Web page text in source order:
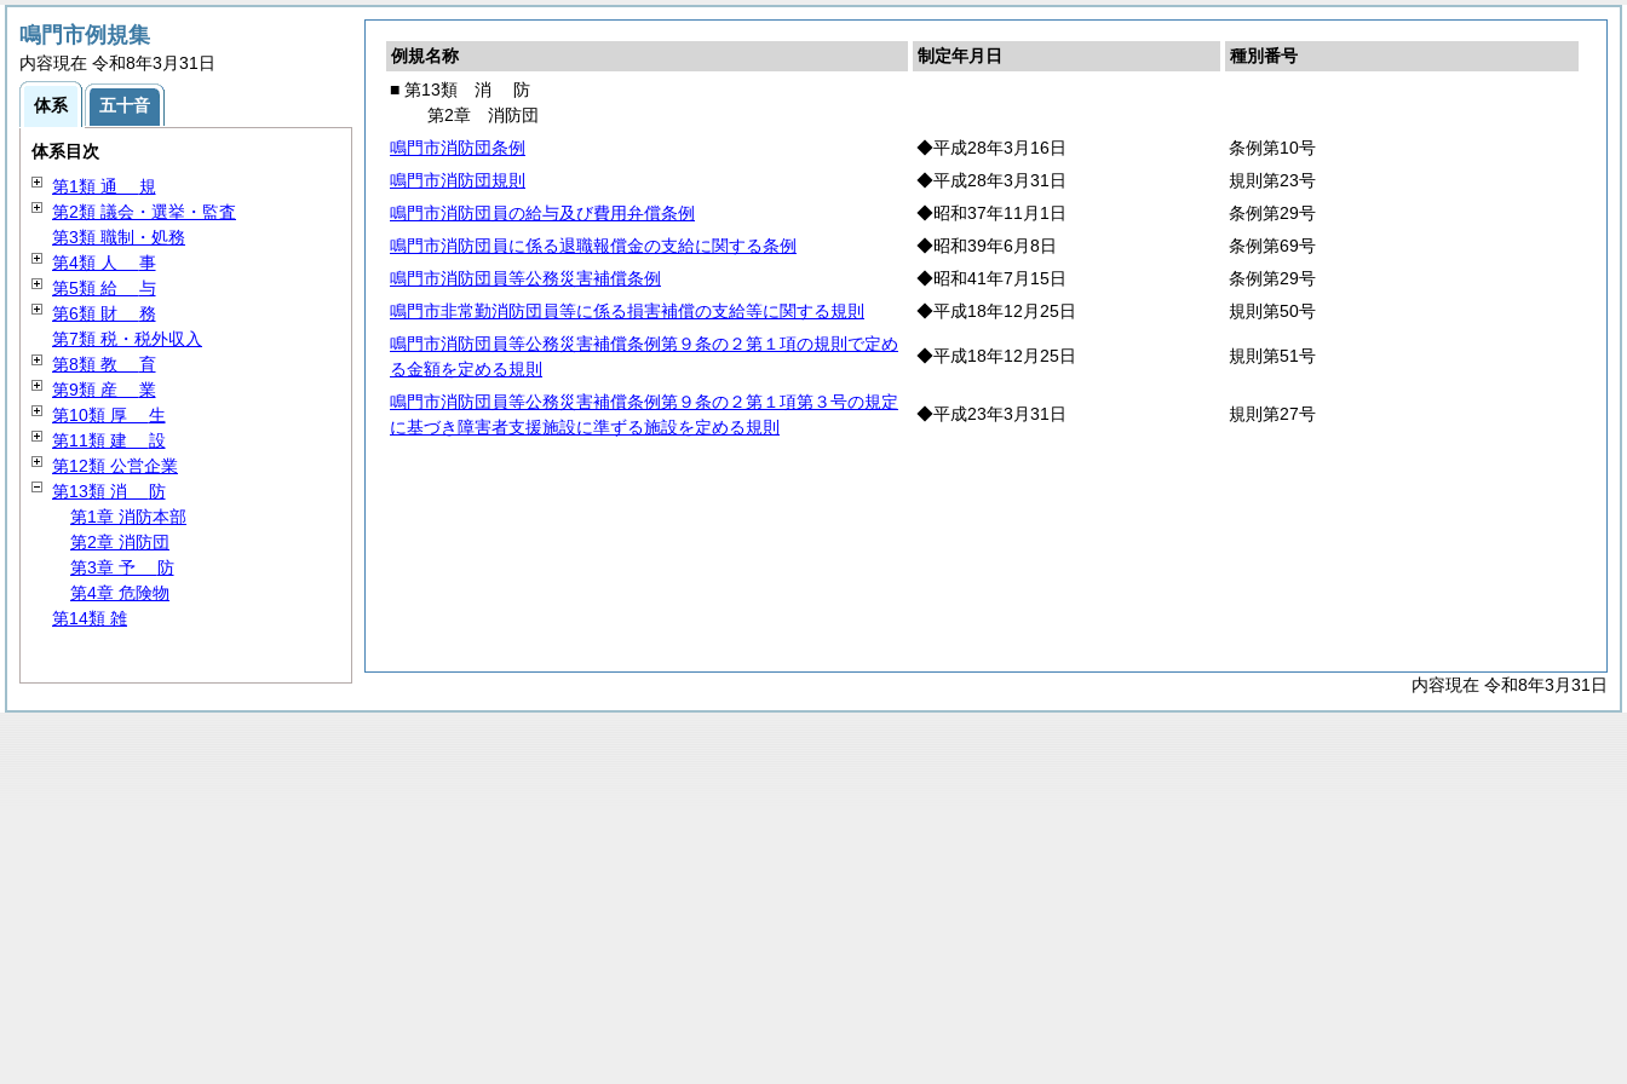
例規名称 制定年月日
種別番号
■ 第13類 消 防
第2章 消防団
鳴門市消防団条例
◆平成28年3月16日
条例第10号
鳴門市消防団規則
◆平成28年3月31日
規則第23号
鳴門市消防団員の給与及び費用弁償条例
◆昭和37年11月1日
条例第29号
鳴門市消防団員に係る退職報償金の支給に関する条例
◆昭和39年6月8日
条例第69号
鳴門市消防団員等公務災害補償条例
◆昭和41年7月15日
条例第29号
鳴門市非常勤消防団員等に係る損害補償の支給等に関する規則
◆平成18年12月25日
規則第50号
鳴門市消防団員等公務災害補償条例第９条の２第１項の規則で定め
る金額を定める規則
◆平成18年12月25日 規則第51号
鳴門市消防団員等公務災害補償条例第９条の２第１項第３号の規定
に基づき障害者支援施設に準ずる施設を定める規則
◆平成23年3月31日 規則第27号
内容現在 令和8年3月31日
鳴門市例規集
内容現在 令和8年3月31日
体系 五十音
体系目次
第1類 通 規
第2類 議会・選挙・監査
第3類 職制・処務
第4類 人 事
第5類 給 与
第6類 財 務
第7類 税・税外収入
第8類 教 育
第9類 産 業
第10類 厚 生
第11類 建 設
第12類 公営企業
第13類 消 防
第1章 消防本部
第2章 消防団
第3章 予 防
第4章 危険物
第14類 雑